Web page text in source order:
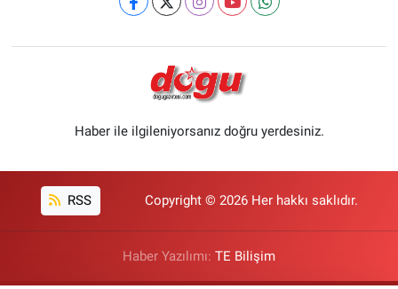
Haber ile ilgileniyorsanız doğru yerdesiniz.
RSS Copyright © 2026 Her hakkı saklıdır.
Haber Yazılımı: TE Bilişim